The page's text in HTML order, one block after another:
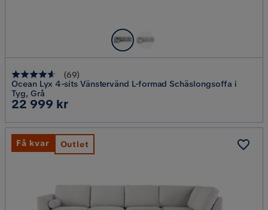
(69)
Ocean Lyx 4-sits Vänstervänd L-formad Schäslongsoffa i
Tyg, Grå
Pris
22 999 kr
Få kvar Outlet